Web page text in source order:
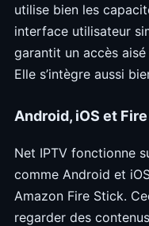
utilise bien les
interface utilisateur
garantit un accès
Elle s’intègre aussi
Android, iOS et
Net IPTV fonctionne
comme Android et
Amazon Fire Stick.
regarder des